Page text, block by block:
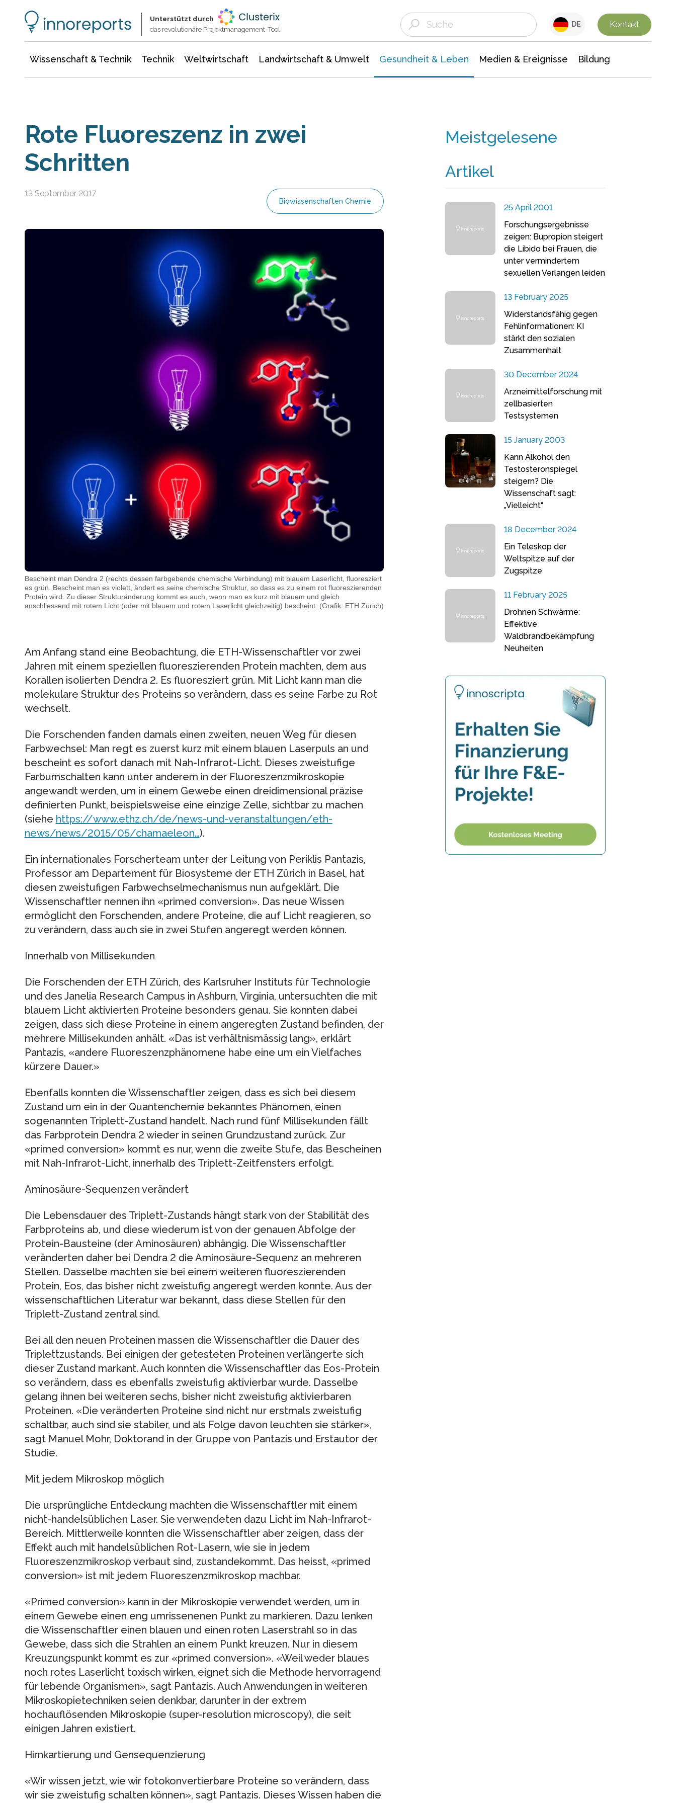
Unterstützt durch
das revolutionäre Projektmanagement-Tool
DE Kontakt
Wissenschaft & Technik Technik Weltwirtschaft Landwirtschaft & Umwelt Gesundheit & Leben Medien & Ereignisse Bildung
Rote Fluoreszenz in zwei
Schritten
13 September 2017
Biowissenschaften Chemie
Bescheint man Dendra 2 (rechts dessen farbgebende chemische Verbindung) mit blauem Laserlicht, fluoresziert
es grün. Bescheint man es violett, ändert es seine chemische Struktur, so dass es zu einem rot fluoreszierenden
Protein wird. Zu dieser Strukturänderung kommt es auch, wenn man es kurz mit blauem und gleich
anschliessend mit rotem Licht (oder mit blauem und rotem Laserlicht gleichzeitig) bescheint. (Grafik: ETH Zürich)
Am Anfang stand eine Beobachtung, die ETH-Wissenschaftler vor zwei
Jahren mit einem speziellen fluoreszierenden Protein machten, dem aus
Korallen isolierten Dendra 2. Es fluoresziert grün. Mit Licht kann man die
molekulare Struktur des Proteins so verändern, dass es seine Farbe zu Rot
wechselt.
Die Forschenden fanden damals einen zweiten, neuen Weg für diesen
Farbwechsel: Man regt es zuerst kurz mit einem blauen Laserpuls an und
bescheint es sofort danach mit Nah-Infrarot-Licht. Dieses zweistufige
Farbumschalten kann unter anderem in der Fluoreszenzmikroskopie
angewandt werden, um in einem Gewebe einen dreidimensional präzise
definierten Punkt, beispielsweise eine einzige Zelle, sichtbar zu machen
(siehe https://www.ethz.ch/de/news-und-veranstaltungen/eth-
news/news/2015/05/chamaeleon…).
Ein internationales Forscherteam unter der Leitung von Periklis Pantazis,
Professor am Departement für Biosysteme der ETH Zürich in Basel, hat
diesen zweistufigen Farbwechselmechanismus nun aufgeklärt. Die
Wissenschaftler nennen ihn «primed conversion». Das neue Wissen
ermöglicht den Forschenden, andere Proteine, die auf Licht reagieren, so
zu verändern, dass auch sie in zwei Stufen angeregt werden können.
Innerhalb von Millisekunden
Die Forschenden der ETH Zürich, des Karlsruher Instituts für Technologie
und des Janelia Research Campus in Ashburn, Virginia, untersuchten die mit
blauem Licht aktivierten Proteine besonders genau. Sie konnten dabei
zeigen, dass sich diese Proteine in einem angeregten Zustand befinden, der
mehrere Millisekunden anhält. «Das ist verhältnismässig lang», erklärt
Pantazis, «andere Fluoreszenzphänomene habe eine um ein Vielfaches
kürzere Dauer.»
Ebenfalls konnten die Wissenschaftler zeigen, dass es sich bei diesem
Zustand um ein in der Quantenchemie bekanntes Phänomen, einen
sogenannten Triplett-Zustand handelt. Nach rund fünf Millisekunden fällt
das Farbprotein Dendra 2 wieder in seinen Grundzustand zurück. Zur
«primed conversion» kommt es nur, wenn die zweite Stufe, das Bescheinen
mit Nah-Infrarot-Licht, innerhalb des Triplett-Zeitfensters erfolgt.
Aminosäure-Sequenzen verändert
Die Lebensdauer des Triplett-Zustands hängt stark von der Stabilität des
Farbproteins ab, und diese wiederum ist von der genauen Abfolge der
Protein-Bausteine (der Aminosäuren) abhängig. Die Wissenschaftler
veränderten daher bei Dendra 2 die Aminosäure-Sequenz an mehreren
Stellen. Dasselbe machten sie bei einem weiteren fluoreszierenden
Protein, Eos, das bisher nicht zweistufig angeregt werden konnte. Aus der
wissenschaftlichen Literatur war bekannt, dass diese Stellen für den
Triplett-Zustand zentral sind.
Bei all den neuen Proteinen massen die Wissenschaftler die Dauer des
Triplettzustands. Bei einigen der getesteten Proteinen verlängerte sich
dieser Zustand markant. Auch konnten die Wissenschaftler das Eos-Protein
so verändern, dass es ebenfalls zweistufig aktivierbar wurde. Dasselbe
gelang ihnen bei weiteren sechs, bisher nicht zweistufig aktivierbaren
Proteinen. «Die veränderten Proteine sind nicht nur erstmals zweistufig
schaltbar, auch sind sie stabiler, und als Folge davon leuchten sie stärker»,
sagt Manuel Mohr, Doktorand in der Gruppe von Pantazis und Erstautor der
Studie.
Mit jedem Mikroskop möglich
Die ursprüngliche Entdeckung machten die Wissenschaftler mit einem
nicht-handelsüblichen Laser. Sie verwendeten dazu Licht im Nah-Infrarot-
Bereich. Mittlerweile konnten die Wissenschaftler aber zeigen, dass der
Effekt auch mit handelsüblichen Rot-Lasern, wie sie in jedem
Fluoreszenzmikroskop verbaut sind, zustandekommt. Das heisst, «primed
conversion» ist mit jedem Fluoreszenzmikroskop machbar.
«Primed conversion» kann in der Mikroskopie verwendet werden, um in
einem Gewebe einen eng umrissenenen Punkt zu markieren. Dazu lenken
die Wissenschaftler einen blauen und einen roten Laserstrahl so in das
Gewebe, dass sich die Strahlen an einem Punkt kreuzen. Nur in diesem
Kreuzungspunkt kommt es zur «primed conversion». «Weil weder blaues
noch rotes Laserlicht toxisch wirken, eignet sich die Methode hervorragend
für lebende Organismen», sagt Pantazis. Auch Anwendungen in weiteren
Mikroskopietechniken seien denkbar, darunter in der extrem
hochauflösenden Mikroskopie (super-resolution microscopy), die seit
einigen Jahren existiert.
Hirnkartierung und Gensequenzierung
«Wir wissen jetzt, wie wir fotokonvertierbare Proteine so verändern, dass
wir sie zweistufig schalten können», sagt Pantazis. Dieses Wissen haben die
Meistgelesene
Artikel
25 April 2001
Forschungsergebnisse
zeigen: Bupropion steigert
die Libido bei Frauen, die
unter vermindertem
sexuellen Verlangen leiden
13 February 2025
Widerstandsfähig gegen
Fehlinformationen: KI
stärkt den sozialen
Zusammenhalt
30 December 2024
Arzneimittelforschung mit
zellbasierten
Testsystemen
15 January 2003
Kann Alkohol den
Testosteronspiegel
steigern? Die
Wissenschaft sagt:
„Vielleicht“
18 December 2024
Ein Teleskop der
Weltspitze auf der
Zugspitze
11 February 2025
Drohnen Schwärme:
Effektive
Waldbrandbekämpfung
Neuheiten